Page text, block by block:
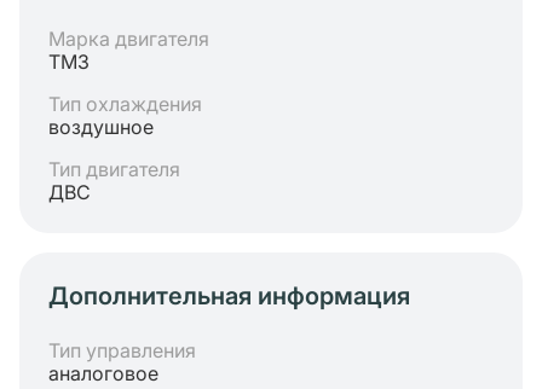
Марка двигателя
ТМЗ
Тип охлаждения
воздушное
Тип двигателя
ДВС
Дополнительная информация
Тип управления
аналоговое